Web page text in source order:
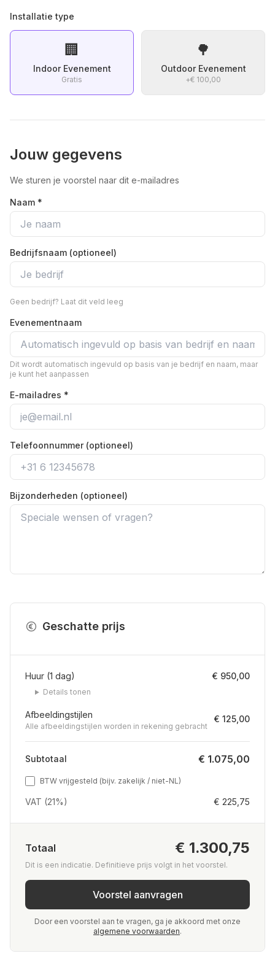
Installatie type
🏢
Indoor Evenement
Gratis
🌳
Outdoor Evenement
+€ 100,00
Jouw gegevens
We sturen je voorstel naar dit e-mailadres
Naam *
Bedrijfsnaam (optioneel)
Geen bedrijf? Laat dit veld leeg
Evenementnaam
Dit wordt automatisch ingevuld op basis van je bedrijf en naam, maar
je kunt het aanpassen
E-mailadres *
Telefoonnummer (optioneel)
Bijzonderheden (optioneel)
Geschatte prijs
Huur (1 dag) € 950,00
Details tonen
Afbeeldingstijlen
Alle afbeeldingstijlen worden in rekening gebracht
€ 125,00
Subtotaal € 1.075,00
BTW vrijgesteld (bijv. zakelijk / niet-NL)
VAT (21%) € 225,75
Totaal € 1.300,75
Dit is een indicatie. Definitieve prijs volgt in het voorstel.
Voorstel aanvragen
Door een voorstel aan te vragen, ga je akkoord met onze
algemene voorwaarden.